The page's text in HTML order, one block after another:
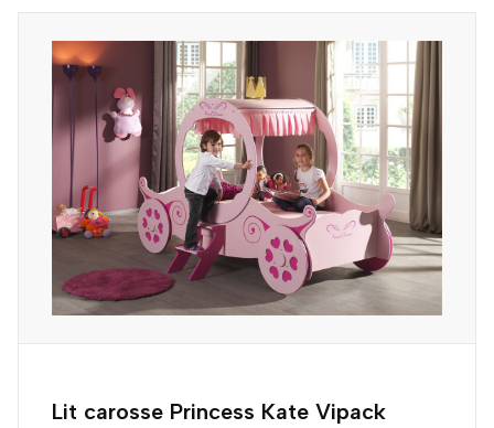
Lit carosse Princess Kate Vipack